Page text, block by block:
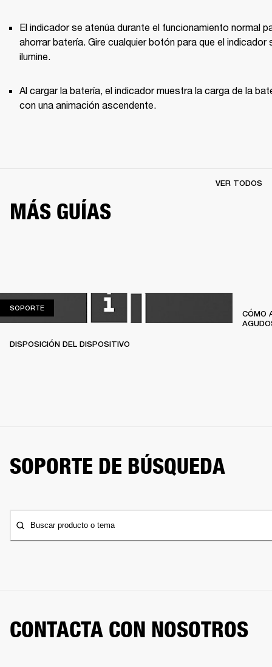
El indicador se atenúa durante el funcionamiento normal
ahorrar batería. Gire cualquier botón para que el indicador
ilumine.
Al cargar la batería, el indicador muestra la carga de la
con una animación ascendente.
MÁS GUÍAS
VER TODOS
SOPORTESOPORTE
DISPOSICIÓN DEL DISPOSITIVO
CÓMO
SOPORTE DE BÚSQUEDA
Buscar producto o tema
CONTACTA CON NOSOTROS